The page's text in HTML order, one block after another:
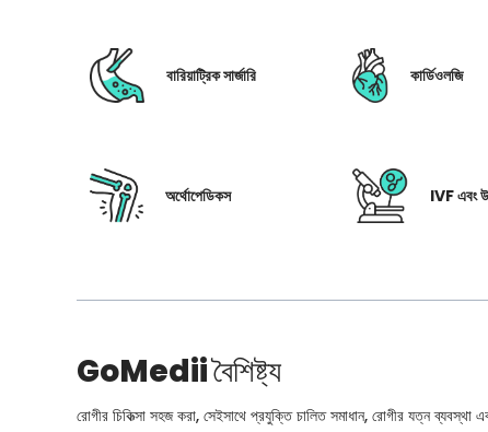
বারিয়াট্রিক সার্জারি কার্ডিওলজি
অর্থোপেডিকস IVF এবং
GoMediiবৈশিষ্ট্য
রোগীর চিকিত্সা সহজ করা, সেইসাথে প্রযুক্তি চালিত সমাধান, রোগীর যত্ন ব্যবস্থা